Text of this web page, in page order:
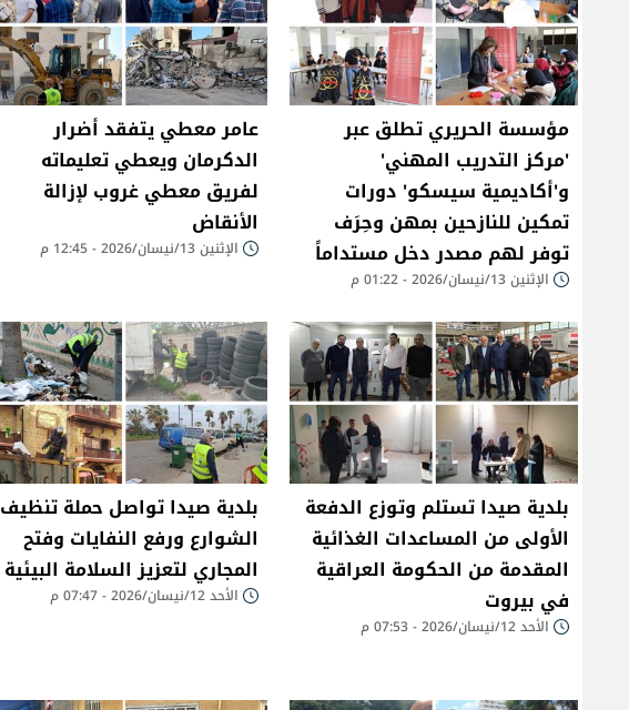
مؤسسة الحريري تطلق عبر
'مركز التدريب المهني'
و'أكاديمية سيسكو' دورات
تمكين للنازحين بمهن وحِرَف
توفر لهم مصدر دخل مستداماً
الإثنين 13/نيسان/2026 - 01:22 م
عامر معطي يتفقد أضرار
الدكرمان ويعطي تعليماته
لفريق معطي غروب لإزالة
الأنقاض
الإثنين 13/نيسان/2026 - 12:45 م
​بلدية صيدا تستلم وتوزع الدفعة
الأولى من المساعدات الغذائية
المقدمة من الحكومة العراقية
في بيروت
الأحد 12/نيسان/2026 - 07:53 م
​بلدية صيدا تواصل حملة تنظيف
الشوارع ورفع النفايات وفتح
المجاري لتعزيز السلامة البيئية
الأحد 12/نيسان/2026 - 07:47 م